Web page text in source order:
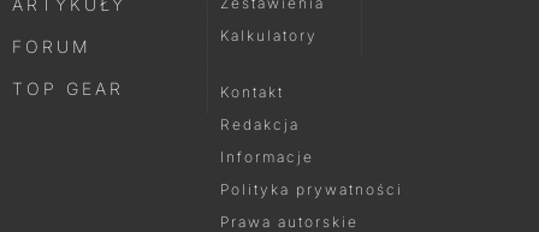
FORUM
TOP GEAR
Kalkulatory
Kontakt
Redakcja
Informacje
Polityka prywatności
Prawa autorskie